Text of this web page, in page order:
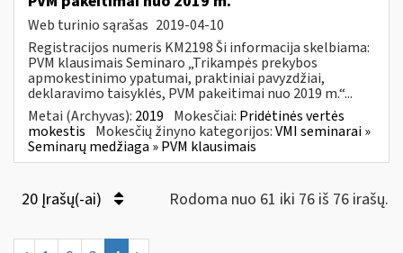
Web turinio sąrašas 2019-04-10
Registracijos numeris KM2198 Ši informacija skelbiama:
PVM klausimais Seminaro „Trikampės prekybos
apmokestinimo ypatumai, praktiniai pavyzdžiai,
deklaravimo taisyklės, PVM pakeitimai nuo 2019 m.“...
Metai (Archyvas): 2019 Mokesčiai: Pridėtinės vertės
mokestis Mokesčių žinyno kategorijos:VMI seminarai »
Seminarų medžiaga » PVM klausimais
20 Įrašų(-ai) Rodoma nuo 61 iki 76 iš 76 irašų.